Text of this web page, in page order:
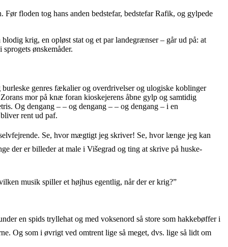
floden tog hans anden bedstefar, bedstefar Rafik, og gylpede
krig, en opløst stat og et par landegrænser – går ud på: at
ønskemåder.
genres fækalier og overdrivelser og ulogiske koblinger
mor på knæ foran kioskejerens åbne gylp og samtidig
Og dengang – – og dengang – – og dengang – i en
rent ud paf.
Se, hvor mægtigt jeg skriver! Se, hvor længe jeg kan
der er billeder at male i Višegrad og ting at skrive på huske-
musik spiller et højhus egentlig, når der er krig?”
en spids tryllehat og med voksenord så store som hakkebøffer i
Og som i øvrigt ved omtrent lige så meget, dvs. lige så lidt om